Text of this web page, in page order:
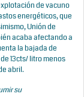
de vacuno
energéticos, que
Unión de
acaba afectando a
la bajada de
13cts/ litro menos
abril.
su